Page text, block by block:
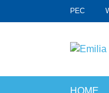
PEC
HOME